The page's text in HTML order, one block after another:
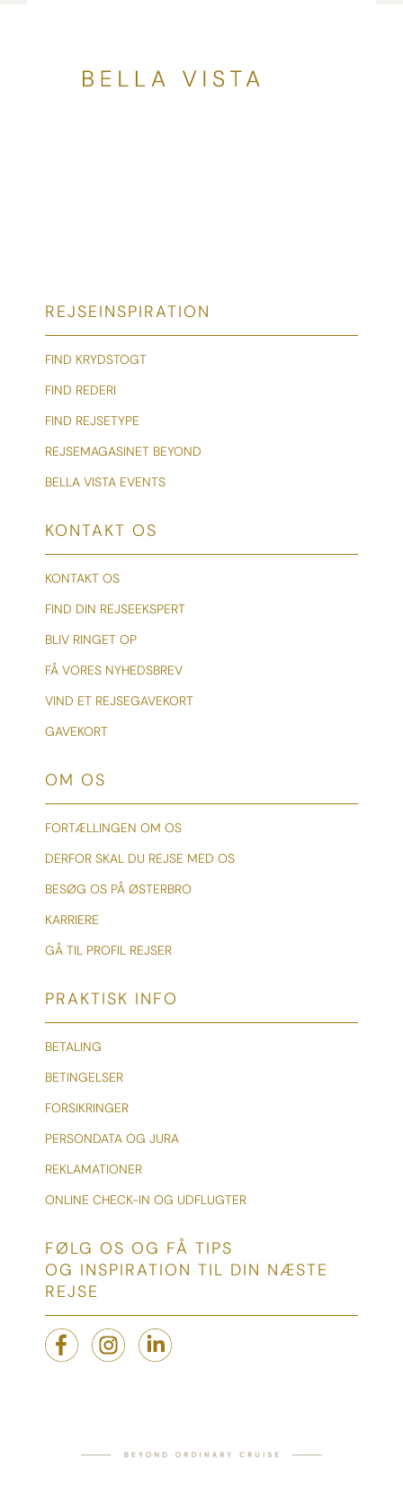
REJSEINSPIRATION
FIND KRYDSTOGT
FIND REDERI
FIND REJSETYPE
REJSEMAGASINET BEYOND
BELLA VISTA EVENTS
KONTAKT OS
KONTAKT OS
FIND DIN REJSEEKSPERT
BLIV RINGET OP
FÅ VORES NYHEDSBREV
VIND ET REJSEGAVEKORT
GAVEKORT
OM OS
FORTÆLLINGEN OM OS
DERFOR SKAL DU REJSE MED OS
BESØG OS PÅ ØSTERBRO
KARRIERE
GÅ TIL PROFIL REJSER
PRAKTISK INFO
BETALING
BETINGELSER
FORSIKRINGER
PERSONDATA OG JURA
REKLAMATIONER
ONLINE CHECK-IN OG UDFLUGTER
FØLG OS OG FÅ TIPS
OG INSPIRATION TIL DIN NÆSTE
REJSE